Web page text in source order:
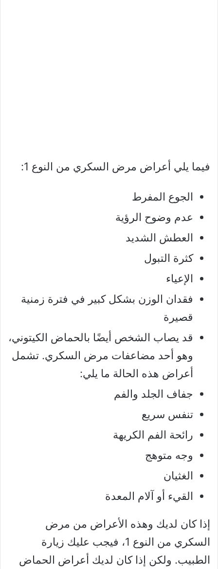
فيما يلي أعراض مرض السكري من النوع 1:
الجوع المفرط
عدم وضوح الرؤية
العطش الشديد
كثرة التبول
الإعياء
فقدان الوزن بشكل كبير في فترة زمنية
قصيرة
قد يصاب الشخص أيضًا بالحماض الكيتوني،
وهو أحد مضاعفات مرض السكري. تشمل
أعراض هذه الحالة ما يلي:
جفاف الجلد والفم
تنفس سريع
رائحة الفم الكريهة
وجه متوهج
الغثيان
القيء أو آلام المعدة
إذا كان لديك وهذه الأعراض من مرض
السكري من النوع 1، فيجب عليك زيارة
الطبيب. ولكن إذا كان لديك أعراض الحماض